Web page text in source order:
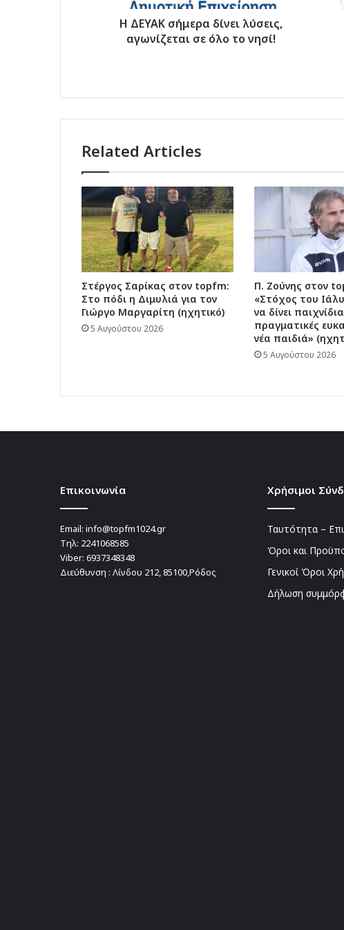
Η ΔΕΥΑΚ σήμερα δίνει λύσεις,
αγωνίζεται σε όλο το νησί!
Related Articles
Στέργος Σαρίκας στον topfm:
Στο πόδι η Διμυλιά για τον
Γιώργο Μαργαρίτη (ηχητικό)
5 Αυγούστου 2026
Π. Ζούνης στον
«Στόχος του
να δίνει
πραγματικές
νέα παιδιά»
5 Αυγούστου 2026
Επικοινωνία
Email: info@topfm1024.gr
Τηλ: 2241068585
Viber: 6937348348
Διεύθυνση : Λίνδου 212, 85100,Ρόδος
Χρήσιμοι
Ταυτότητα –
Όροι και
Γενικοί Όροι
Δήλωση